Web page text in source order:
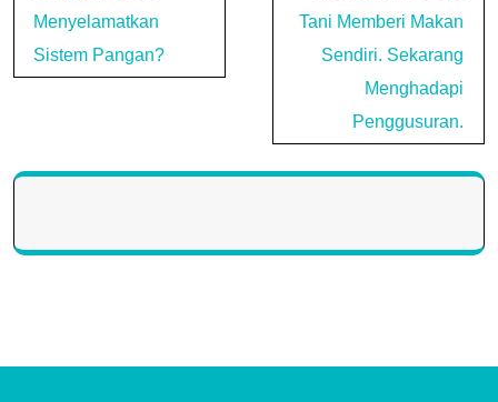
Menyelamatkan
Sistem Pangan?
Tani Memberi Makan
Sendiri. Sekarang
Menghadapi
Penggusuran.